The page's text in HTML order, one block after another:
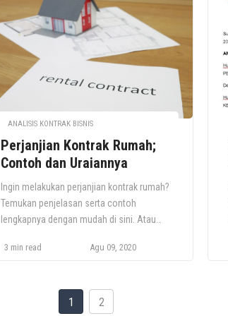
membuat surat perjanjian sendiri. Apa Itu
Surat Perjanjian Hutang? Surat perjanjian
hutang adalah instrumen keuangan […]
ANALISIS KONTRAK BISNIS
Perjanjian Kontrak Rumah;
Contoh dan Uraiannya
Ingin melakukan perjanjian kontrak rumah?
Temukan penjelasan serta contoh
lengkapnya dengan mudah di sini. Atau
rumah merupakan bagian dari perjanjian
antara pemilik real estat, yang dikenal
3 min read Agu 09, 2020
1 2